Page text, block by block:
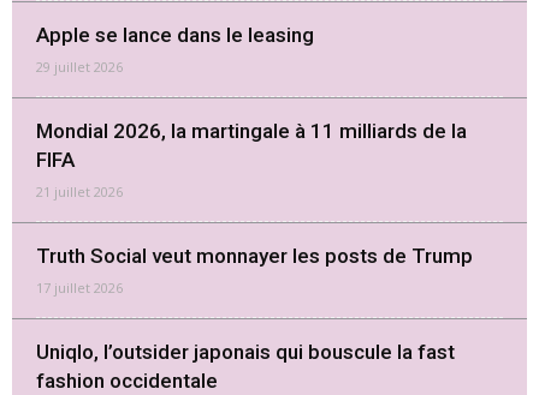
Apple se lance dans le leasing
29 juillet 2026
Mondial 2026, la martingale à 11 milliards de la
FIFA
21 juillet 2026
Truth Social veut monnayer les posts de Trump
17 juillet 2026
Uniqlo, l’outsider japonais qui bouscule la fast
fashion occidentale